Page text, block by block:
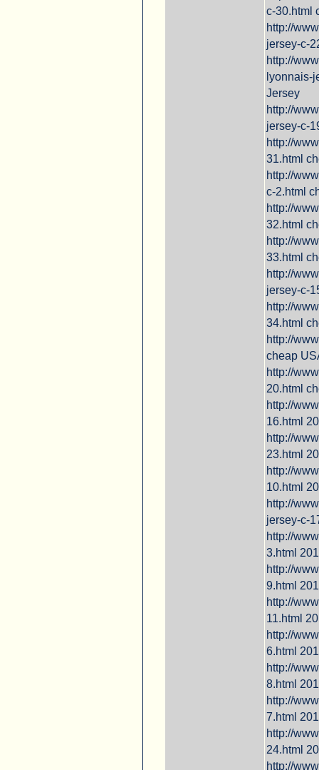
c-30.html
http://
jersey-c-
http://
lyonnais-
Jersey
http://
jersey-c-
http://
31.html
http://
c-2.html
http://
32.html
http://
33.html
http://
jersey-c-
http://
34.html
http://
cheap
http://
20.html
http://
16.html
http://
23.html
http://
10.html
http://
jersey-c-
http://
3.html
http://
9.html
http://
11.html
http://
6.html
http://
8.html
http://
7.html
http://
24.html
http://